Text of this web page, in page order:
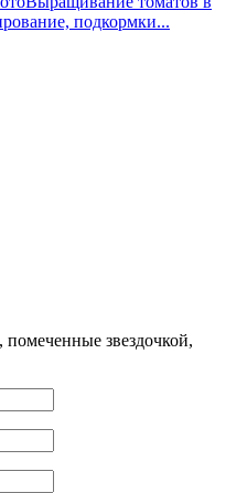
подкормки...
звездочкой,